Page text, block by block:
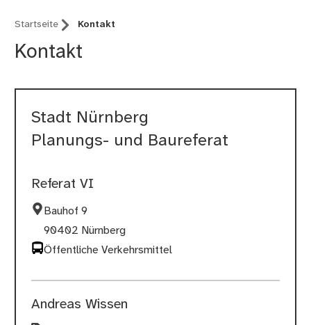
Startseite Kontakt
Kontakt
Stadt Nürnberg
Planungs- und Baureferat
Referat VI
Bauhof 9
90402 Nürnberg
Öffentliche Verkehrsmittel
Andreas Wissen